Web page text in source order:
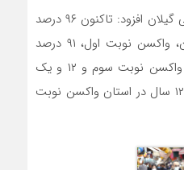
سخنگوی دانشگاه علوم پزشکی گیلان افزود: تاکنون ۹۶ درصد
از افراد بالای ۱۲ سال در گیلان، واکسن نوبت اول، ۹۱ درصد
واکسن نوبت دوم، ۴۴ درصد واکسن نوبت سوم و ۱۲ و یک
دهم درصد از گروه سنی ۵ تا ۱۲ سال در استان واکسن نوبت